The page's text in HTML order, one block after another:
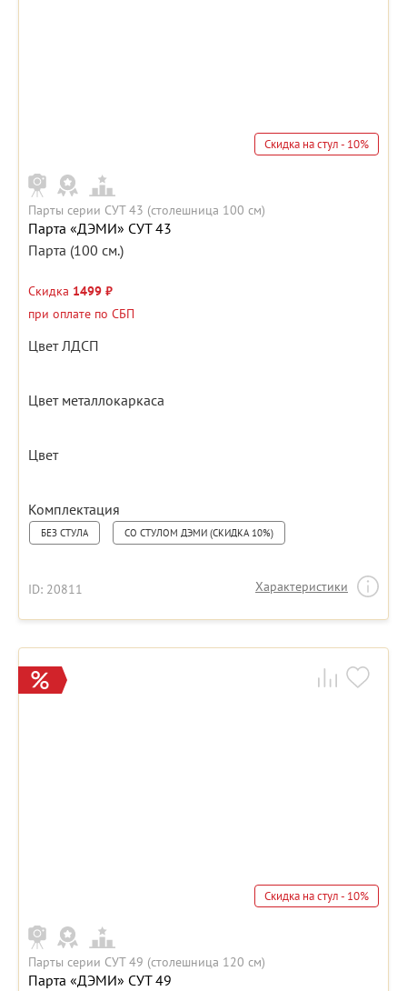
Скидка на стул - 10%
Парты серии СУТ 43 (столешница 100 см)
Парта «ДЭМИ» СУТ 43
Парта (100 см.)
Скидка 1499 ₽
при оплате по СБП
Цвет ЛДСП
Цвет металлокаркаса
Цвет
Комплектация
БЕЗ СТУЛА СО СТУЛОМ ДЭМИ (СКИДКА 10%)
ID: 20811 Характеристики
Скидка на стул - 10%
Парты серии СУТ 49 (столешница 120 см)
Парта «ДЭМИ» СУТ 49